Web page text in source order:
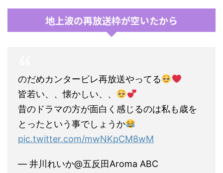
地上波の再放送枠が空いたから
のだめカンタービレ再放送やってる
皆若い、、懐かしい、、
昔のドラマの方が面白く感じるのは私も歳を
とったという事でしょうか
pic.twitter.com/mwNKpCM8wM
— 井川れいか@五反田Aroma ABC